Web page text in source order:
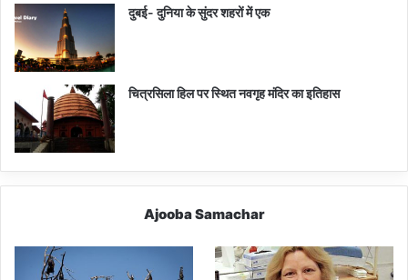
दुबई- दुनिया के सुंदर शहरों में एक
चित्रसिला हिल पर स्थित नवगृह मंदिर का इतिहास
Ajooba Samachar